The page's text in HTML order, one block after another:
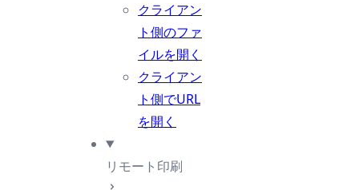
クライアン
ト側のファ
イルを開く
クライアン
ト側でURL
を開く
リモート印刷